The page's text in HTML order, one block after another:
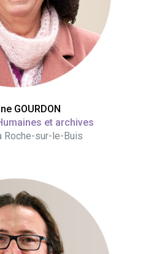
GOURDON
et archives
Roche-sur-le-Buis